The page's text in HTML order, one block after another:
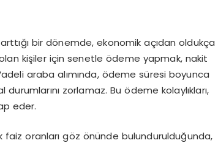
bir dönemde, ekonomik açıdan oldukça
olan kişiler için senetle ödeme yapmak, nakit
araba alımında, ödeme süresi boyunca
zorlamaz. Bu ödeme kolaylıkları,
eder.
faiz oranları göz önünde bulundurulduğunda,